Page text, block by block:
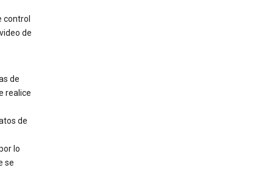
control
de
de
realice
de
lo
se